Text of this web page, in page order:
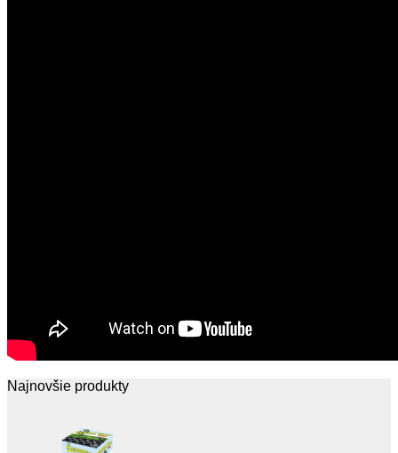
Najnovšie produkty